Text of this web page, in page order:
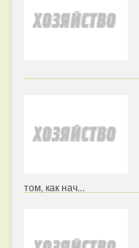
том, как нач...